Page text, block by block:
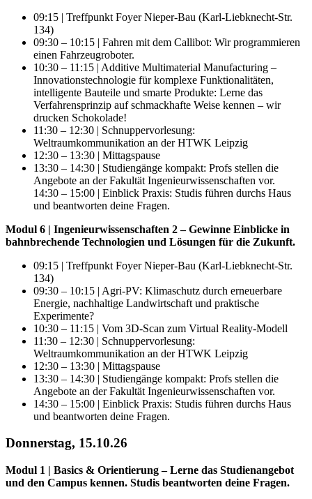
09:15 | Treffpunkt Foyer Nieper-Bau (Karl-Liebknecht-Str.
134)
09:30 – 10:15 | Fahren mit dem Callibot: Wir programmieren
einen Fahrzeugroboter.
10:30 – 11:15 | Additive Multimaterial Manufacturing –
Innovationstechnologie für komplexe Funktionalitäten,
intelligente Bauteile und smarte Produkte: Lerne das
Verfahrensprinzip auf schmackhafte Weise kennen – wir
drucken Schokolade!
11:30 – 12:30 | Schnuppervorlesung:
Weltraumkommunikation an der HTWK Leipzig
12:30 – 13:30 | Mittagspause
13:30 – 14:30 | Studiengänge kompakt: Profs stellen die
Angebote an der Fakultät Ingenieurwissenschaften vor.
14:30 – 15:00 | Einblick Praxis: Studis führen durchs Haus
und beantworten deine Fragen.
Modul 6 | Ingenieurwissenschaften 2 – Gewinne Einblicke in
bahnbrechende Technologien und Lösungen für die Zukunft.
09:15 | Treffpunkt Foyer Nieper-Bau (Karl-Liebknecht-Str.
134)
09:30 – 10:15 | Agri-PV: Klimaschutz durch erneuerbare
Energie, nachhaltige Landwirtschaft und praktische
Experimente?
10:30 – 11:15 | Vom 3D-Scan zum Virtual Reality-Modell
11:30 – 12:30 | Schnuppervorlesung:
Weltraumkommunikation an der HTWK Leipzig
12:30 – 13:30 | Mittagspause
13:30 – 14:30 | Studiengänge kompakt: Profs stellen die
Angebote an der Fakultät Ingenieurwissenschaften vor.
14:30 – 15:00 | Einblick Praxis: Studis führen durchs Haus
und beantworten deine Fragen.
Donnerstag, 15.10.26
Modul 1 | Basics & Orientierung – Lerne das Studienangebot
und den Campus kennen. Studis beantworten deine Fragen.